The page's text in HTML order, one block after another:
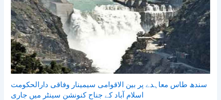
سندھ طاس معاہدے پر بین الاقوامی سیمینار وفاقی دارالحکومت
اسلام آباد کے جناح کنونشن سینٹر میں جاری